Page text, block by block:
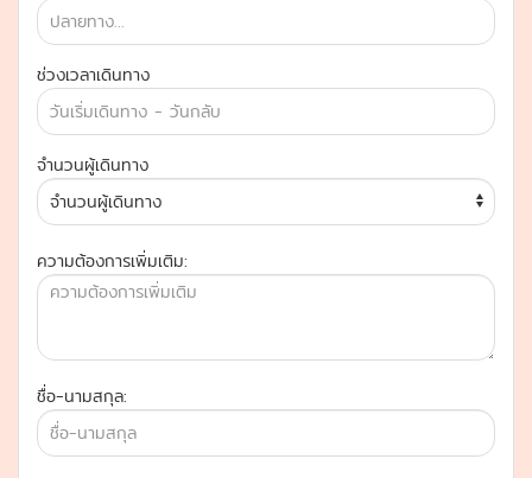
ช่วงเวลาเดินทาง
จำนวนผู้เดินทาง
ความต้องการเพิ่มเติม:
ชื่อ-นามสกุล: